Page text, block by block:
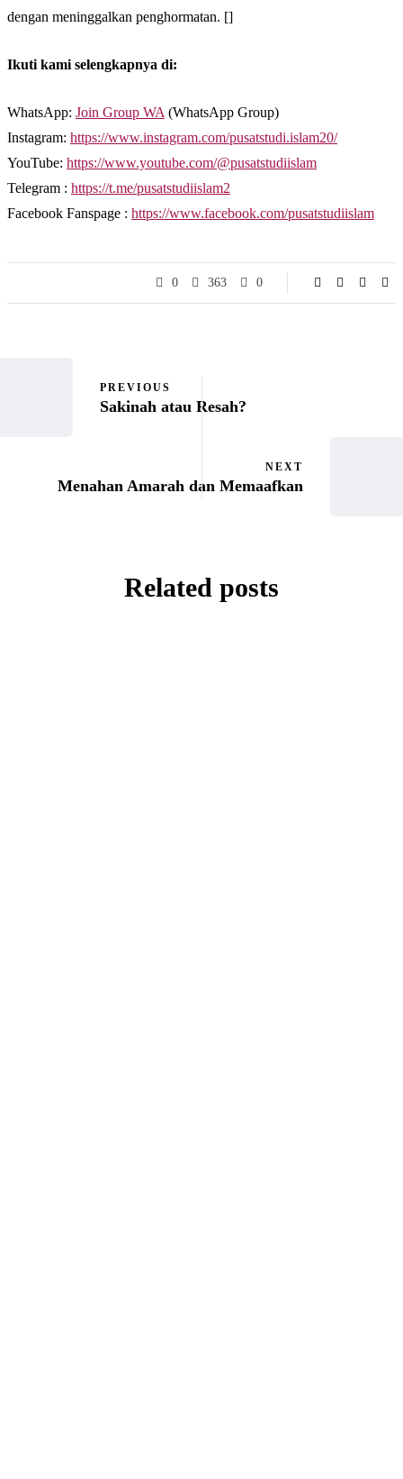
dengan meninggalkan penghormatan. []
Ikuti kami selengkapnya di:
WhatsApp: Join Group WA (WhatsApp Group)
Instagram: https://www.instagram.com/pusatstudi.islam20/
YouTube: https://www.youtube.com/@pusatstudiislam
Telegram : https://t.me/pusatstudiislam2
Facebook Fanspage : https://www.facebook.com/pusatstudiislam
0 363 0
PREVIOUS
Sakinah atau Resah?
NEXT
Menahan Amarah dan Memaafkan
Related posts